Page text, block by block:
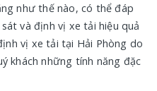
như thế nào, có thể đáp
và định vị xe tải hiệu quả
vị xe tải tại Hải Phòng do
khách những tính năng đặc